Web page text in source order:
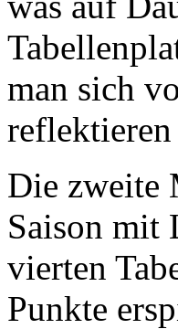
man sich
Die zweite
Saison mit
vierten
Punkte